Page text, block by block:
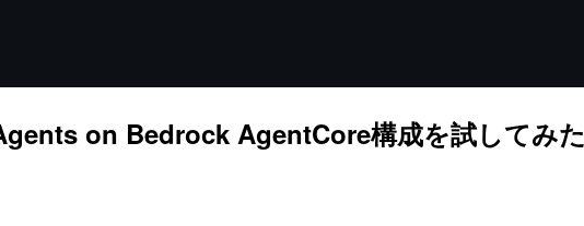
on Bedrock AgentCore構成を試してみた